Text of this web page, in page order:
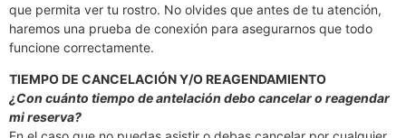
que permita ver tu rostro. No olvides que antes de tu atención,
haremos una prueba de conexión para asegurarnos que todo
funcione correctamente.
TIEMPO DE CANCELACIÓN Y/O REAGENDAMIENTO
¿Con cuánto tiempo de antelación debo cancelar o reagendar
mi reserva?